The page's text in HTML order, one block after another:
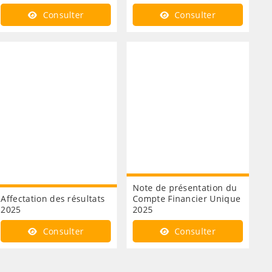
Consulter
Consulter
Affectation des résultats
2025
Consulter
Note de présentation du
Compte Financier Unique
2025
Consulter